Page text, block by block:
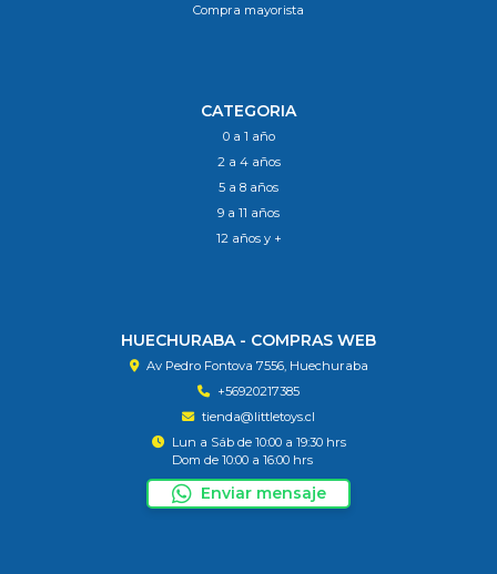
Compra mayorista
CATEGORIA
0 a 1 año
2 a 4 años
5 a 8 años
9 a 11 años
12 años y +
HUECHURABA - COMPRAS WEB
Av Pedro Fontova 7556, Huechuraba
+56920217385
tienda@littletoys.cl
Lun a Sáb de 10:00 a 19:30 hrs
Dom de 10:00 a 16:00 hrs
Enviar mensaje